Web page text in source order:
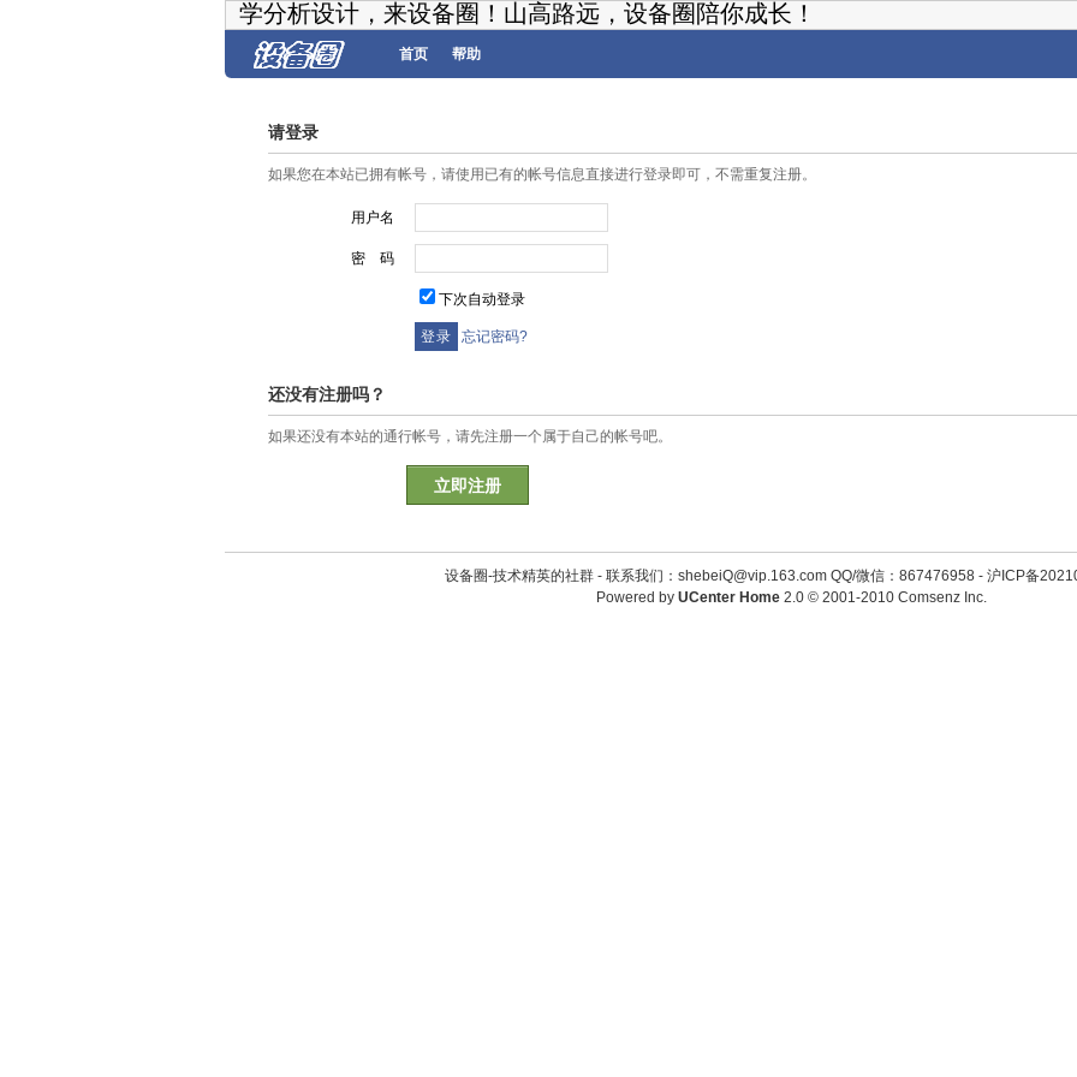
学分析设计，来设备圈！山高路远，设备圈陪你成长！
首页 帮助
请登录
如果您在本站已拥有帐号，请使用已有的帐号信息直接进行登录即可，不需重复注册。
用户名
密 码
下次自动登录
忘记密码?
还没有注册吗？
如果还没有本站的通行帐号，请先注册一个属于自己的帐号吧。
立即注册
设备圈-技术精英的社群 - 联系我们：shebeiQ@vip.163.com QQ/微信：867476958- 沪ICP备
Powered by UCenter Home 2.0© 2001-2010 Comsenz Inc.